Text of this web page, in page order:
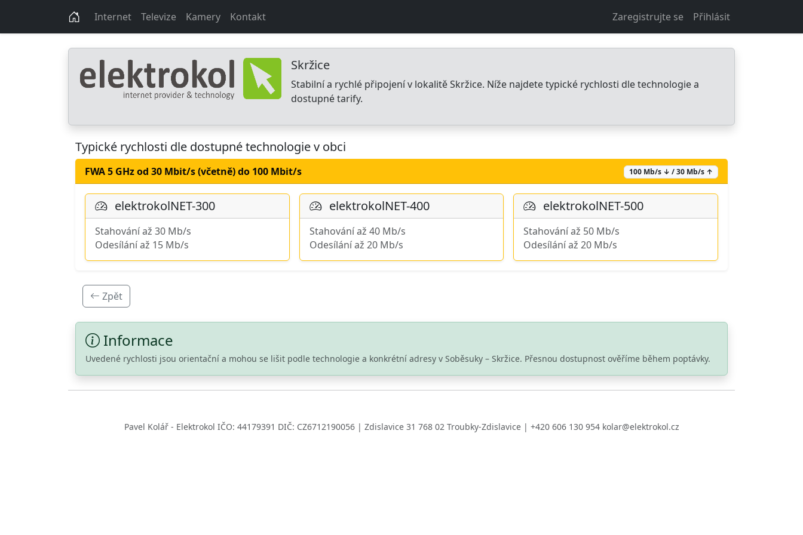
Internet Televize Kamery Kontakt Zaregistrujte se Přihlásit
Skržice
Stabilní a rychlé připojení v lokalitě Skržice. Níže najdete typické rychlosti dle technologie a
dostupné tarify.
Typické rychlosti dle dostupné technologie v obci
FWA 5 GHz od 30 Mbit/s (včetně) do 100 Mbit/s 100 Mb/s ↓ / 30 Mb/s ↑
elektrokolNET-300
Stahování až 30 Mb/s
Odesílání až 15 Mb/s
elektrokolNET-400
Stahování až 40 Mb/s
Odesílání až 20 Mb/s
elektrokolNET-500
Stahování až 50 Mb/s
Odesílání až 20 Mb/s
Zpět
Informace
Uvedené rychlosti jsou orientační a mohou se lišit podle technologie a konkrétní adresy v Soběsuky – Skržice. Přesnou dostupnost ověříme během poptávky.
Pavel Kolář - Elektrokol IČO: 44179391 DIČ: CZ6712190056 | Zdislavice 31 768 02 Troubky-Zdislavice | +420 606 130 954 kolar@elektrokol.cz